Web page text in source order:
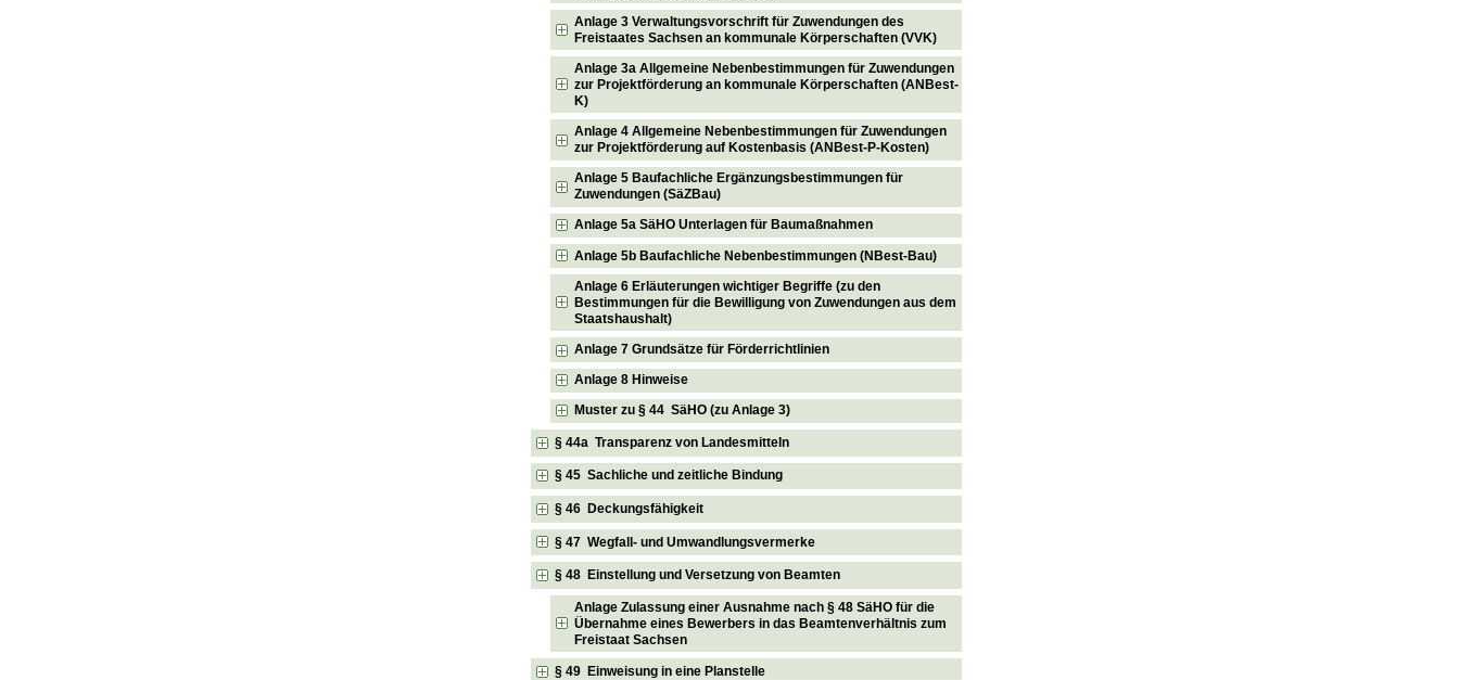
Anlage 3 Verwaltungsvorschrift für Zuwendungen des
Freistaates Sachsen an kommunale Körperschaften (VVK)
Anlage 3a Allgemeine Nebenbestimmungen für Zuwendungen
zur Projektförderung an kommunale Körperschaften (ANBest-
K)
Anlage 4 Allgemeine Nebenbestimmungen für Zuwendungen
zur Projektförderung auf Kostenbasis (ANBest-P-Kosten)
Anlage 5 Baufachliche Ergänzungsbestimmungen für
Zuwendungen (SäZBau)
Anlage 5a SäHO Unterlagen für Baumaßnahmen
Anlage 5b Baufachliche Nebenbestimmungen (NBest-Bau)
Anlage 6 Erläuterungen wichtiger Begriffe (zu den
Bestimmungen für die Bewilligung von Zuwendungen aus dem
Staatshaushalt)
Anlage 7 Grundsätze für Förderrichtlinien
Anlage 8 Hinweise
Muster zu § 44 SäHO (zu Anlage 3)
§ 44a Transparenz von Landesmitteln
§ 45 Sachliche und zeitliche Bindung
§ 46 Deckungsfähigkeit
§ 47 Wegfall- und Umwandlungsvermerke
§ 48 Einstellung und Versetzung von Beamten
Anlage Zulassung einer Ausnahme nach § 48 SäHO für die
Übernahme eines Bewerbers in das Beamtenverhältnis zum
Freistaat Sachsen
§ 49 Einweisung in eine Planstelle